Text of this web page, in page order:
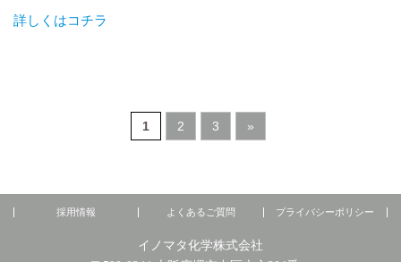
詳しくはコチラ
1 2 3 »
採用情報 よくあるご質問 プライバシーポリシー
イノマタ化学株式会社